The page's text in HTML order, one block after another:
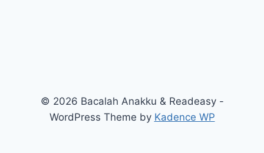
© 2026 Bacalah Anakku & Readeasy -
WordPress Theme by Kadence WP